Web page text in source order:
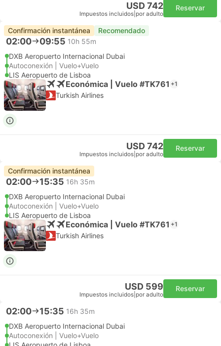
USD 742
Impuestos incluidos por adulto
Reservar
Confirmación instantánea Recomendado
02:00 09:55 10h 55m
DXB Aeropuerto Internacional Dubai
Autoconexión | Vuelo+Vuelo
LIS Aeropuerto de Lisboa
Económica | Vuelo #TK761 +1
Turkish Airlines
USD 742
Impuestos incluidos por adulto
Reservar
Confirmación instantánea
02:00 15:35 16h 35m
DXB Aeropuerto Internacional Dubai
Autoconexión | Vuelo+Vuelo
LIS Aeropuerto de Lisboa
Económica | Vuelo #TK761 +1
Turkish Airlines
USD 599
Impuestos incluidos por adulto
Reservar
02:00 15:35 16h 35m
DXB Aeropuerto Internacional Dubai
Autoconexión | Vuelo+Vuelo